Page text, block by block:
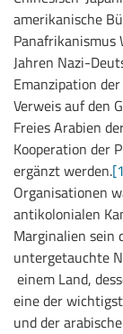
amerikanische
Panafrikanismus
Jahren Nazi-
Emanzipation
Verweis auf den
Freies Arabien
Kooperation der
ergänzt werden.
Organisationen
antikolonialen
Marginalien sein
untergetauchte
einem Land,
eine der
und der